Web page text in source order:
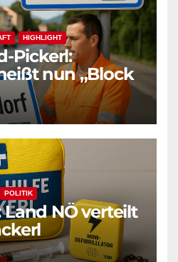
HIGHLIGHT
Pickerl:
nun „Block
POLITIK
NÖ verteilt